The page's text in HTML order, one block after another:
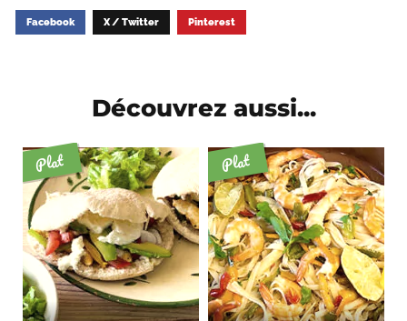
Facebook X / Twitter Pinterest
Découvrez aussi...
Plat Plat